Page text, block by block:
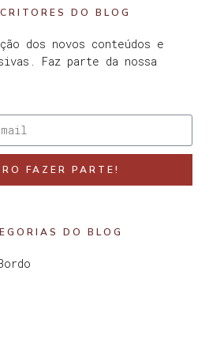
DO BLOG
dos novos conteúdos e
Faz parte da nossa
FAZER PARTE!
DO BLOG